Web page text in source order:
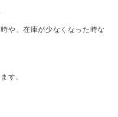
や、在庫が少なくなった時な
す。